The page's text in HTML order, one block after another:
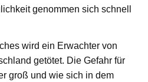
genommen sich schnell
wird ein Erwachter von
getötet. Die Gefahr für
groß und wie sich in dem